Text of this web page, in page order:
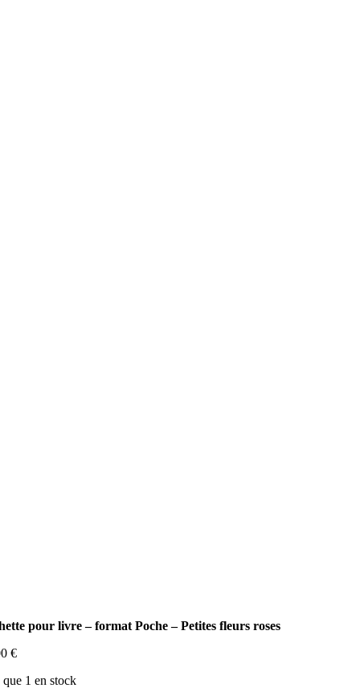
pour livre – format Poche – Petites fleurs roses
€
que 1 en stock